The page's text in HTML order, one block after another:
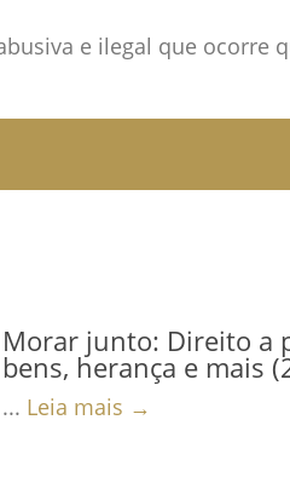
e ilegal que ocorre
Morar junto: Direito a
bens, herança e mais
... Leia mais →